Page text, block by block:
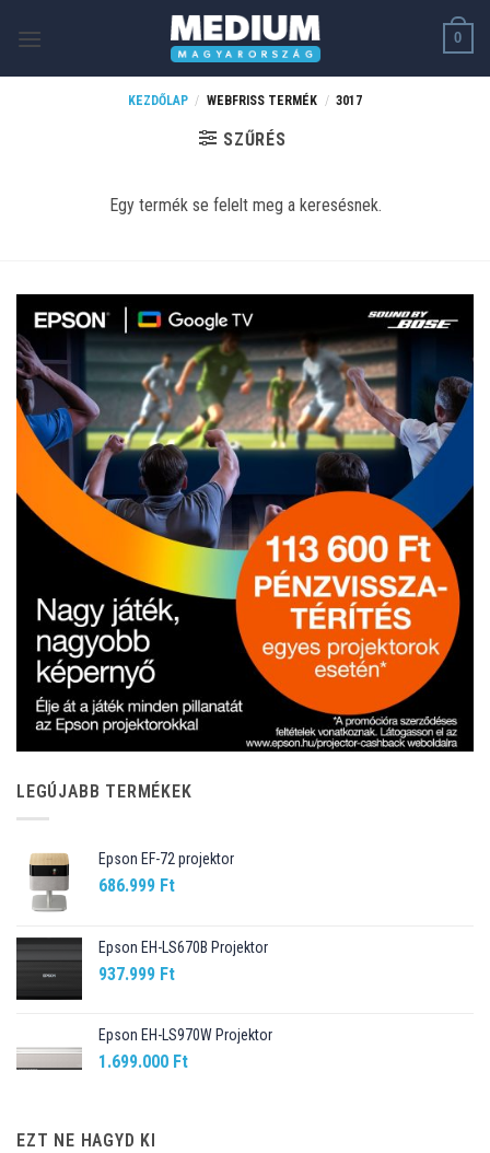
0
KEZDŐLAP / WEBFRISS TERMÉK / 3017
SZŰRÉS
Egy termék se felelt meg a keresésnek.
LEGÚJABB TERMÉKEK
Epson EF-72 projektor
686.999 Ft
Epson EH-LS670B Projektor
937.999 Ft
Epson EH-LS970W Projektor
1.699.000 Ft
EZT NE HAGYD KI